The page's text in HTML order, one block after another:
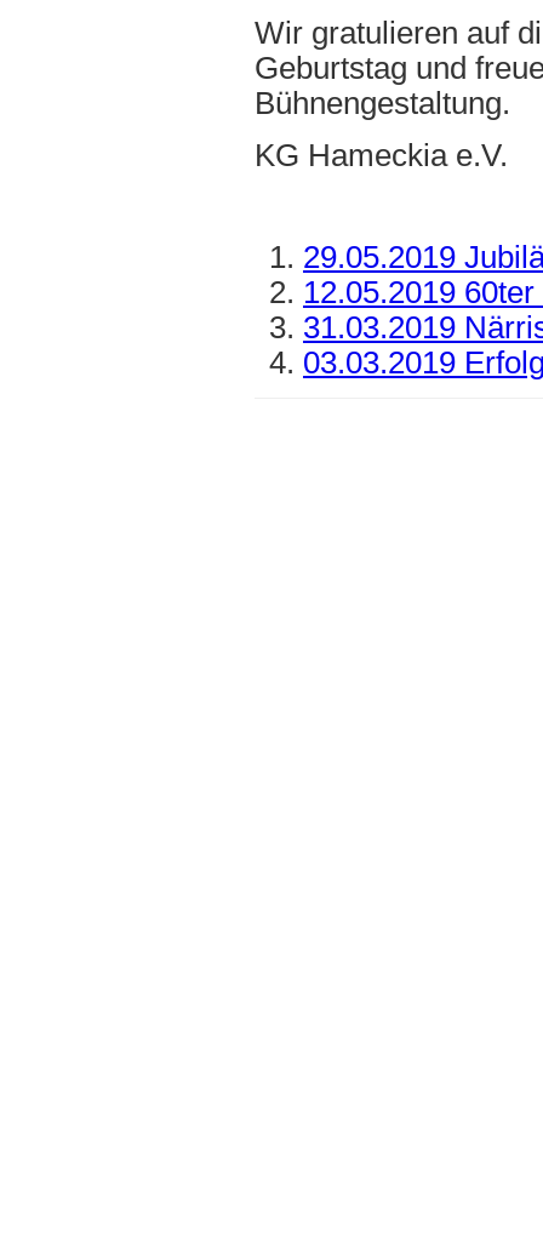
Wir gratulieren auf
Geburtstag und
Bühnengestaltung.
KG Hameckia e.V.
29.05.2019
12.05.2019
31.03.2019
03.03.2019